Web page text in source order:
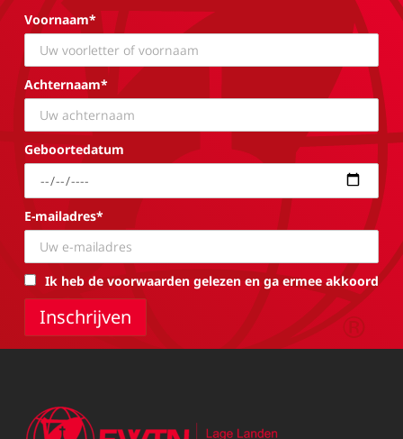
Voornaam*
Achternaam*
Geboortedatum
E-mailadres*
Ik heb de voorwaarden gelezen en ga ermee akkoord